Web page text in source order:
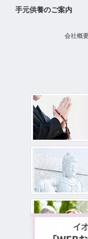
手元供養のご案内
会社概